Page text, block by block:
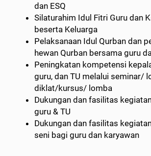
dan ESQ
Silaturahim Idul Fitri Guru dan
beserta Keluarga
Pelaksanaan Idul Qurban dan
hewan Qurban bersama guru
Peningkatan kompetensi
guru, dan TU melalui seminar/
diklat/kursus/ lomba
Dukungan dan fasilitas
guru & TU
Dukungan dan fasilitas
seni bagi guru dan karyawan